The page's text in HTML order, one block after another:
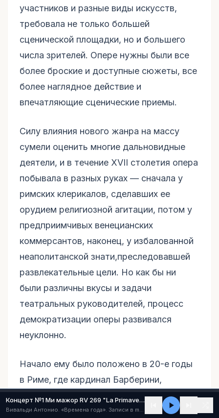
участников и разные виды искусств,
требовала не только большей
сценической площадки, но и большего
числа зрителей. Опере нужны были все
более броские и доступные сюжеты, все
более наглядное действие и
впечатляющие сценические приемы.
Силу влияния нового жанра на массу
сумели оценить многие дальновидные
деятели, и в течение XVII столетия опера
побывала в разных руках — сначала у
римских клерикалов, сделавших ее
орудием религиозной агитации, потом у
предприимчивых венецианских
коммерсантов, наконец, у избалованной
неаполитанской знати,преследовавшей
развлекательные цели. Но как бы ни
были различны вкусы и задачи
театральных руководителей, процесс
демократизации оперы развивался
неуклонно.
Начало ему было положено в 20-е годы
в Риме, где кардинал Барберини,
восхищенный новым зрелищем, построил
первый специально оперный театр. В
Концерт №1 Ми мажор RV 269 "La Primavera" ("Весна") (I - Allegro)
Вивальди Антонио. «Времена года». Записи в mp3